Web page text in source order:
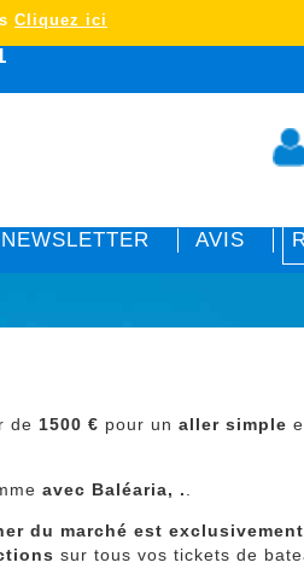
NEWSLETTER AVIS
Cliquez ici
de 1500 € pour unaller simple
avec Baléaria, ..
du marché est
sur tous vos tickets de